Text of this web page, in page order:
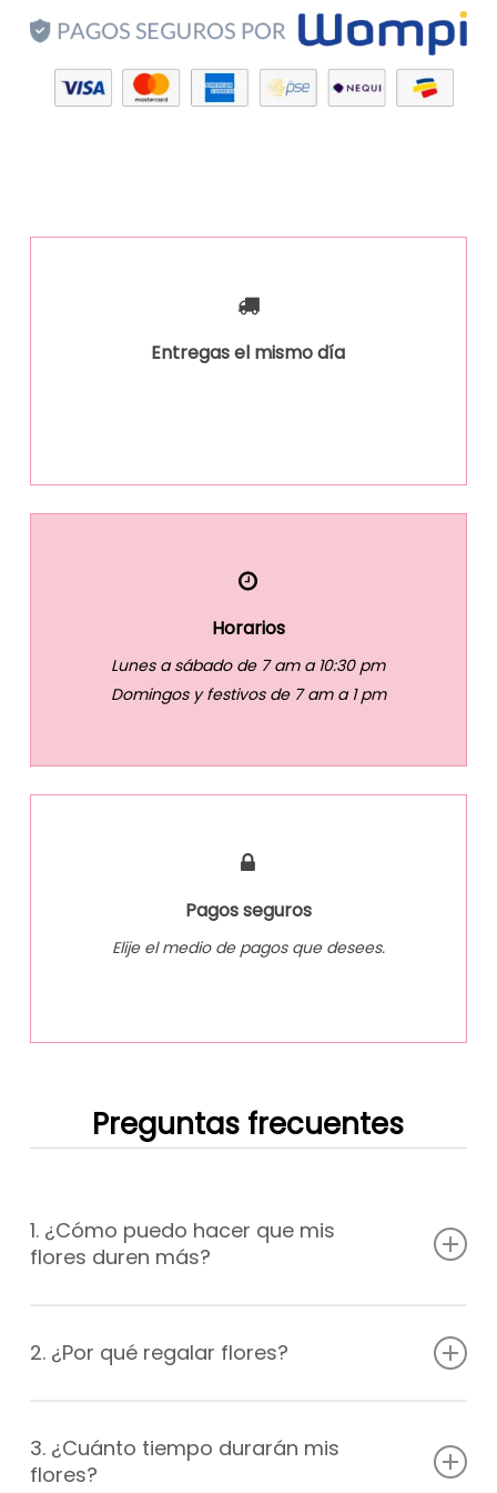
Entregas el mismo día
Horarios
Lunes a sábado de 7 am a 10:30 pm
Domingos y festivos de 7 am a 1 pm
Pagos seguros
Elije el medio de pagos que desees.
Preguntas frecuentes
1. ¿Cómo puedo hacer que mis
flores duren más?
solar directa y las corrientes de aire. Cambia el agua del
florero cada dos días y asegúrate de agregar nutrientes
2. ¿Por qué regalar flores?
afecto, amor o gratitud hacia alguien. Las flores tienen
una capacidad única para evocar emociones positivas
y transmitir un mensaje con delicadeza y sutileza. Al
3. ¿Cuánto tiempo durarán mis
flores?